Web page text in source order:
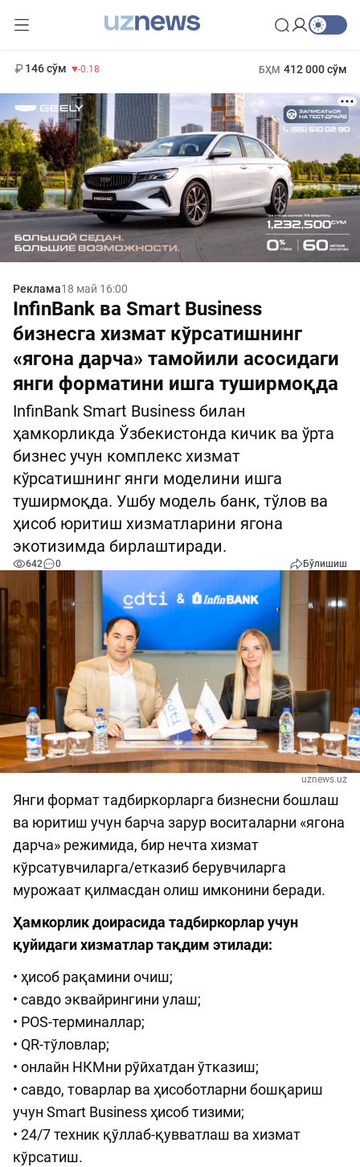
146 сўм -0.18 БҲМ 412 000 сўм
Реклама18 май 16:00
InfinBank ва Smart Business
бизнесга хизмат кўрсатишнинг
«ягона дарча» тамойили асосидаги
янги форматини ишга туширмоқда
InfinBank Smart Business билан
ҳамкорликда Ўзбекистонда кичик ва ўрта
бизнес учун комплекс хизмат
кўрсатишнинг янги моделини ишга
туширмоқда. Ушбу модель банк, тўлов ва
ҳисоб юритиш хизматларини ягона
экотизимда бирлаштиради.
642 0 Бўлишиш
uznews.uz
Янги формат тадбиркорларга бизнесни бошлаш
ва юритиш учун барча зарур воситаларни «ягона
дарча» режимида, бир нечта хизмат
кўрсатувчиларга/етказиб берувчиларга
мурожаат қилмасдан олиш имконини беради.
Ҳамкорлик доирасида тадбиркорлар учун
қуйидаги хизматлар тақдим этилади:
• ҳисоб рақамини очиш;
• савдо эквайрингини улаш;
• POS-терминаллар;
• QR-тўловлар;
• онлайн НКМни рўйхатдан ўтказиш;
• савдо, товарлар ва ҳисоботларни бошқариш
учун Smart Business ҳисоб тизими;
• 24/7 техник қўллаб-қувватлаш ва хизмат
кўрсатиш.